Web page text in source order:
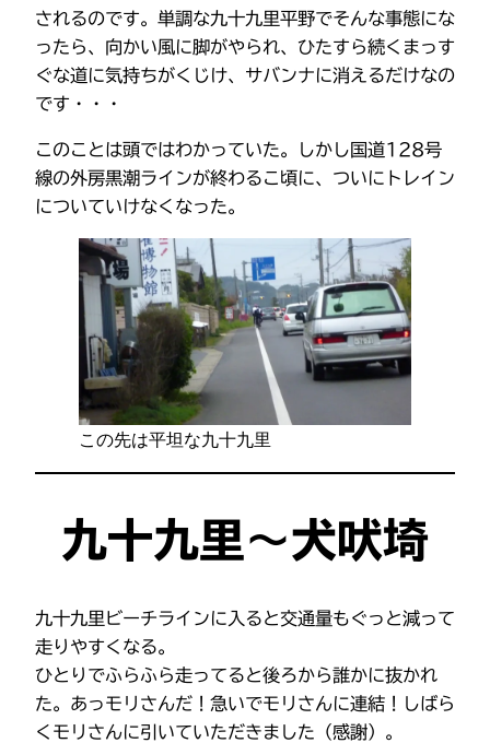
されるのです。単調な九十九里平野でそんな事態にな
ったら、向かい風に脚がやられ、ひたすら続くまっす
ぐな道に気持ちがくじけ、サバンナに消えるだけなの
です・・・
このことは頭ではわかっていた。しかし国道128号
線の外房黒潮ラインが終わるこ頃に、ついにトレイン
についていけなくなった。
この先は平坦な九十九里
九十九里～犬吠埼
九十九里ビーチラインに入ると交通量もぐっと減って
走りやすくなる。
ひとりでふらふら走ってると後ろから誰かに抜かれ
た。あっモリさんだ！急いでモリさんに連結！しばら
くモリさんに引いていただきました（感謝）。